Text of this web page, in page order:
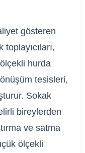
gösteren
hurda
tesisleri,
Sokak
bireylerden
ve satma
ölçekli